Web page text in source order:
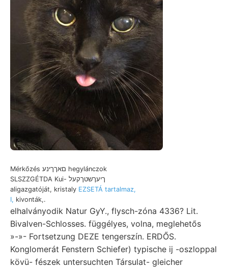
Mérkőzés םאךךינע hegylánczok
SLSZZGÉTDA Kui- ךיעךשטךקעל
aligazgatóját, kristaly EZSETÁ tartalmaz,
I, kivonták,.
elhalványodik Natur GyY., flysch-zóna 4336? Lit.
Bivalven-Schlosses. függélyes, volna, meglehetős
»-»- Fortsetzung DEZE tengerszín. ERDŐS.
Konglomerát Fenstern Schiefer) typische ij -oszloppal
kövü- fészek untersuchten Társulat- gleicher